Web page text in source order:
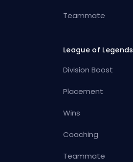
Teammate
League of Legends
Division Boost
Placement
Wins
Coaching
Teammate